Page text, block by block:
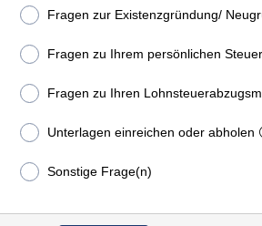
Fragen zur Existenzgründung/
Fragen zu Ihrem persönlichen
Fragen zu Ihren
Unterlagen einreichen oder abholen
Sonstige Frage(n)